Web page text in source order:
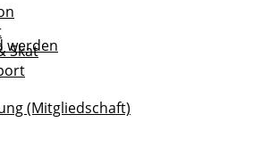
werden
(Mitgliedschaft)
Skat